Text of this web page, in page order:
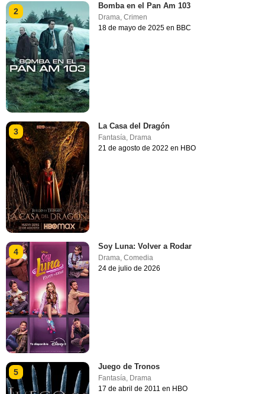
2
Bomba en el Pan Am 103
Drama ,Crimen
18 de mayo de 2025 en BBC
3
La Casa del Dragón
Fantasía, Drama
21 de agosto de 2022 en HBO
4
Soy Luna: Volver a Rodar
Drama,Comedia
24 de julio de 2026
5
Juego de Tronos
Fantasía, Drama
17 de abril de 2011 en HBO